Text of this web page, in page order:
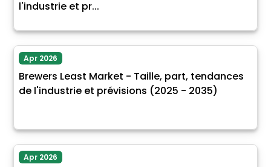
l'industrie et pr...
Apr 2026
Brewers Least Market - Taille, part, tendances
de l'industrie et prévisions (2025 - 2035)
Apr 2026